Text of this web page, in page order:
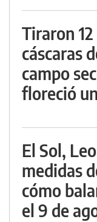
Tiraron
cáscaras
campo
floreció
El Sol,
medidas
cómo
el 9 de